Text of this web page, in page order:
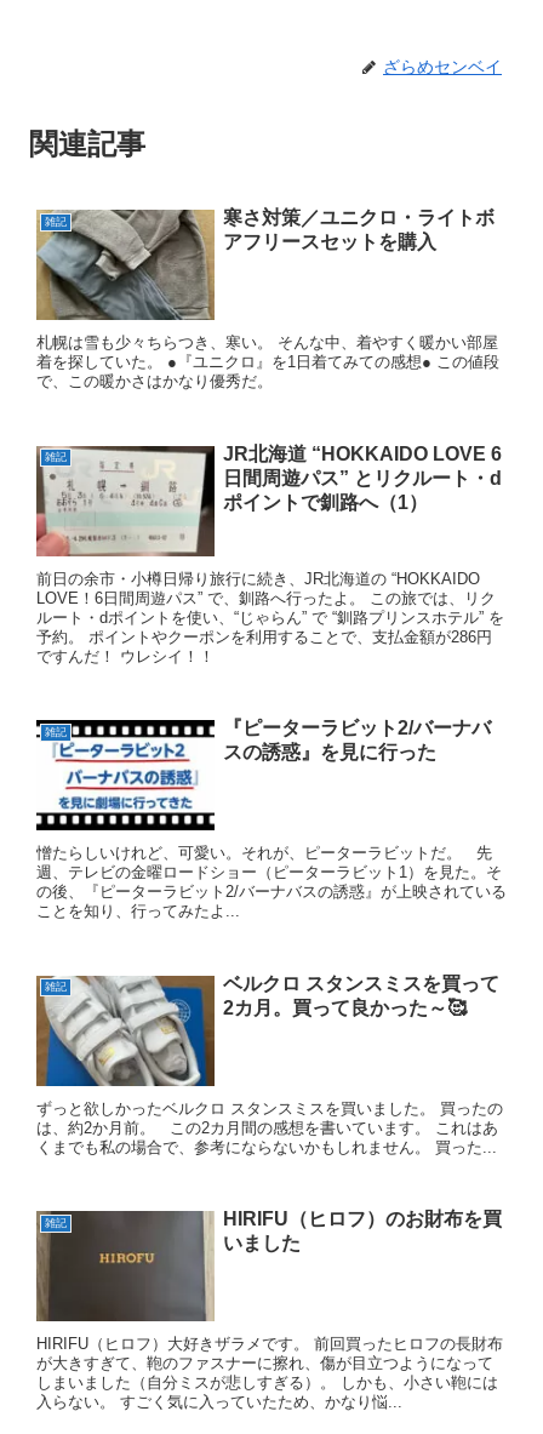
ざらめセンベイ
関連記事
雑記
寒さ対策／ユニクロ・ライトボ
アフリースセットを購入
札幌は雪も少々ちらつき、寒い。 そんな中、着やすく暖かい部屋
着を探していた。 ●『ユニクロ』を1日着てみての感想● この値段
で、この暖かさはかなり優秀だ。
雑記
JR北海道 “HOKKAIDO LOVE 6
日間周遊パス” とリクルート・d
ポイントで釧路へ（1）
前日の余市・小樽日帰り旅行に続き、JR北海道の “HOKKAIDO
LOVE！6日間周遊パス” で、釧路へ行ったよ。 この旅では、リク
ルート・dポイントを使い、“じゃらん” で “釧路プリンスホテル” を
予約。 ポイントやクーポンを利用することで、支払金額が286円
ですんだ！ ウレシイ！！
雑記
『ピーターラビット2/バーナバ
スの誘惑』を見に行った
憎たらしいけれど、可愛い。それが、ピーターラビットだ。 先
週、テレビの金曜ロードショー（ピーターラビット1）を見た。そ
の後、『ピーターラビット2/バーナバスの誘惑』が上映されている
ことを知り、行ってみたよ...
雑記
ベルクロ スタンスミスを買って
2カ月。買って良かった～🥰
ずっと欲しかったベルクロ スタンスミスを買いました。 買ったの
は、約2か月前。 この2カ月間の感想を書いています。 これはあ
くまでも私の場合で、参考にならないかもしれません。 買った...
雑記
HIRIFU（ヒロフ）のお財布を買
いました
HIRIFU（ヒロフ）大好きザラメです。 前回買ったヒロフの長財布
が大きすぎて、鞄のファスナーに擦れ、傷が目立つようになって
しまいました（自分ミスが悲しすぎる）。 しかも、小さい鞄には
入らない。 すごく気に入っていたため、かなり悩...